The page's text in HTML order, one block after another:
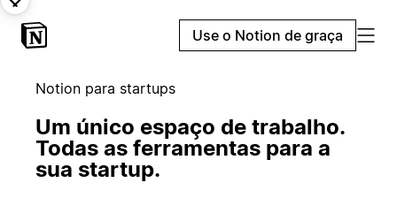
Use o Notion de graça
Notion para startups
Um único espaço de trabalho.
Todas as ferramentas para a
sua startup.